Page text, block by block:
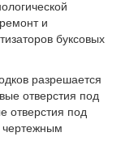
и
буксовых
разрешается
отверстия под
отверстия под